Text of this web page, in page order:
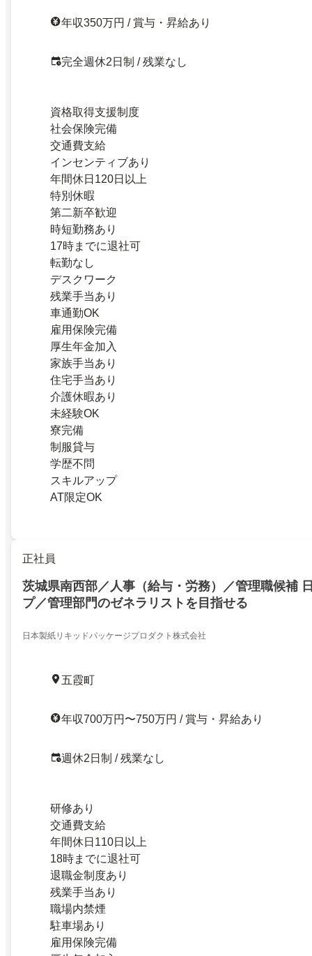
年収350万円 / 賞与・昇給あり
完全週休2日制 / 残業なし
資格取得支援制度
社会保険完備
交通費支給
インセンティブあり
年間休日120日以上
特別休暇
第二新卒歓迎
時短勤務あり
17時までに退社可
転勤なし
デスクワーク
残業手当あり
車通勤OK
雇用保険完備
厚生年金加入
家族手当あり
住宅手当あり
介護休暇あり
未経験OK
寮完備
制服貸与
学歴不問
スキルアップ
AT限定OK
正社員
茨城県南西部／人事（給与・労務）／管理職候補
プ／管理部門のゼネラリストを目指せる
日本製紙リキッドパッケージプロダクト株式会社
五霞町
年収700万円〜750万円 / 賞与・昇給あり
週休2日制 / 残業なし
研修あり
交通費支給
年間休日110日以上
18時までに退社可
退職金制度あり
残業手当あり
職場内禁煙
駐車場あり
雇用保険完備